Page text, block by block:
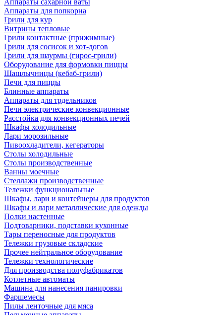
Аппараты сахарной ваты
Аппараты для попкорна
Грили для кур
Витрины тепловые
Грили контактные (прижимные)
Грили для сосисок и хот-догов
Грили для шаурмы (гирос-грили)
Оборудование для формовки пиццы
Шашлычницы (кебаб-грили)
Печи для пиццы
Блинные аппараты
Аппараты для трдельников
Печи электрические конвекционные
Расстойка для конвекционных печей
Шкафы холодильные
Лари морозильные
Пивоохладители, кегераторы
Столы холодильные
Столы производственные
Ванны моечные
Стеллажи производственные
Тележки функциональные
Шкафы, лари и контейнеры для продуктов
Шкафы и лари металлические для одежды
Полки настенные
Подтоварники, подставки кухонные
Тары переносные для продуктов
Тележки грузовые складские
Прочее нейтральное оборудование
Тележки технологические
Для производства полуфабрикатов
Котлетные автоматы
Машина для нанесения панировки
Фаршемесы
Пилы ленточные для мяса